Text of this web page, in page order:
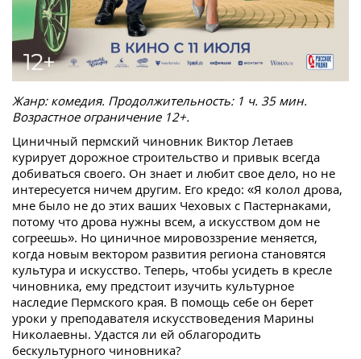
Жанр: комедия. Продолжительность: 1 ч. 35 мин.
Возрастное ограничение 12+.
Циничный пермский чиновник Виктор Летаев
курирует дорожное строительство и привык всегда
добиваться своего. Он знает и любит свое дело, но не
интересуется ничем другим. Его кредо: «Я колол дрова,
мне было не до этих ваших Чеховых с Пастернаками,
потому что дрова нужны всем, а искусством дом не
согреешь». Но циничное мировоззрение меняется,
когда новым вектором развития региона становятся
культура и искусство. Теперь, чтобы усидеть в кресле
чиновника, ему предстоит изучить культурное
наследие Пермского края. В помощь себе он берет
уроки у преподавателя искусствоведения Марины
Николаевны. Удастся ли ей облагородить
бескультурного чиновника?